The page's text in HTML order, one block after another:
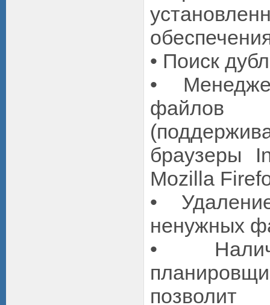
• Поиск
•
браузеры
Mozilla
•
ненужных
•